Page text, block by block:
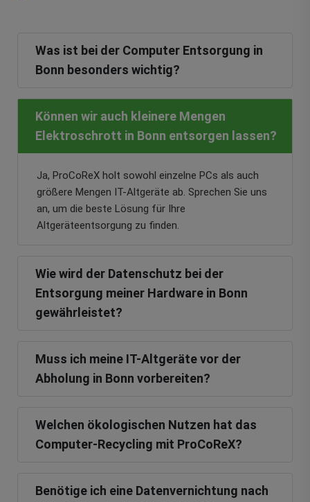
Was ist bei der Computer Entsorgung in
Bonn besonders wichtig?
Können wir auch kleinere Mengen
Elektroschrott in Bonn entsorgen lassen?
Ja, ProCoReX holt sowohl einzelne PCs als auch
größere Mengen IT-Altgeräte ab. Sprechen Sie uns
an, um die beste Lösung für Ihre
Altgeräteentsorgung zu finden.
Wie wird der Datenschutz bei der
Entsorgung meiner Hardware in Bonn
gewährleistet?
Muss ich meine IT-Altgeräte vor der
Abholung in Bonn vorbereiten?
Welchen ökologischen Nutzen hat das
Computer-Recycling mit ProCoReX?
Benötige ich eine Datenvernichtung nach